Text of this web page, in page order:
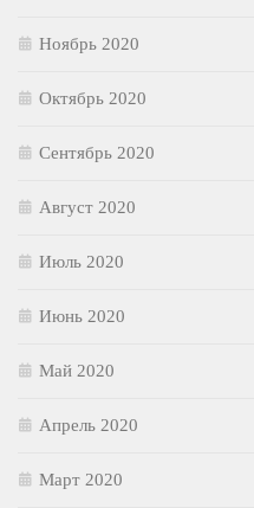
Ноябрь 2020
Октябрь 2020
Сентябрь 2020
Август 2020
Июль 2020
Июнь 2020
Май 2020
Апрель 2020
Март 2020